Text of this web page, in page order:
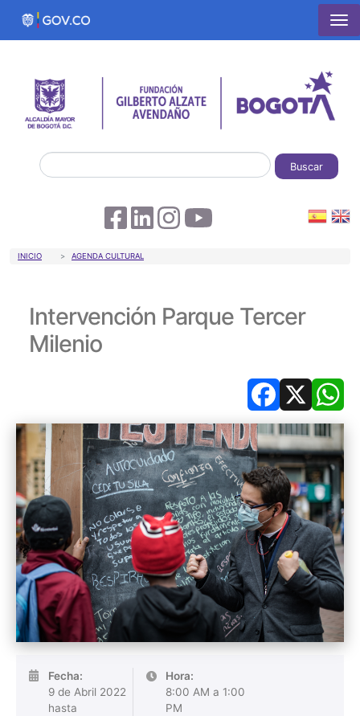
Pasar al contenido principal
Buscar
Sobrescribir enlaces de ayuda a la
INICIO AGENDA CULTURAL
Intervención Parque Tercer
Milenio
Facebook
X
Fecha:
9 de Abril 2022
hasta
Hora:
8:00 AM a 1:00
PM